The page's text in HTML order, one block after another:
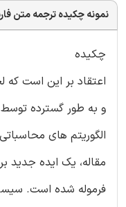
نمونه چکیده ترجمه متن
چکیده
اعتقاد بر این است
و به طور گسترده
الگوریتم های
مقاله، یک ایده
فرموله شده است.